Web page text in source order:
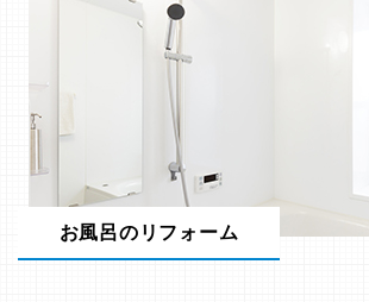
お風呂のリフォーム